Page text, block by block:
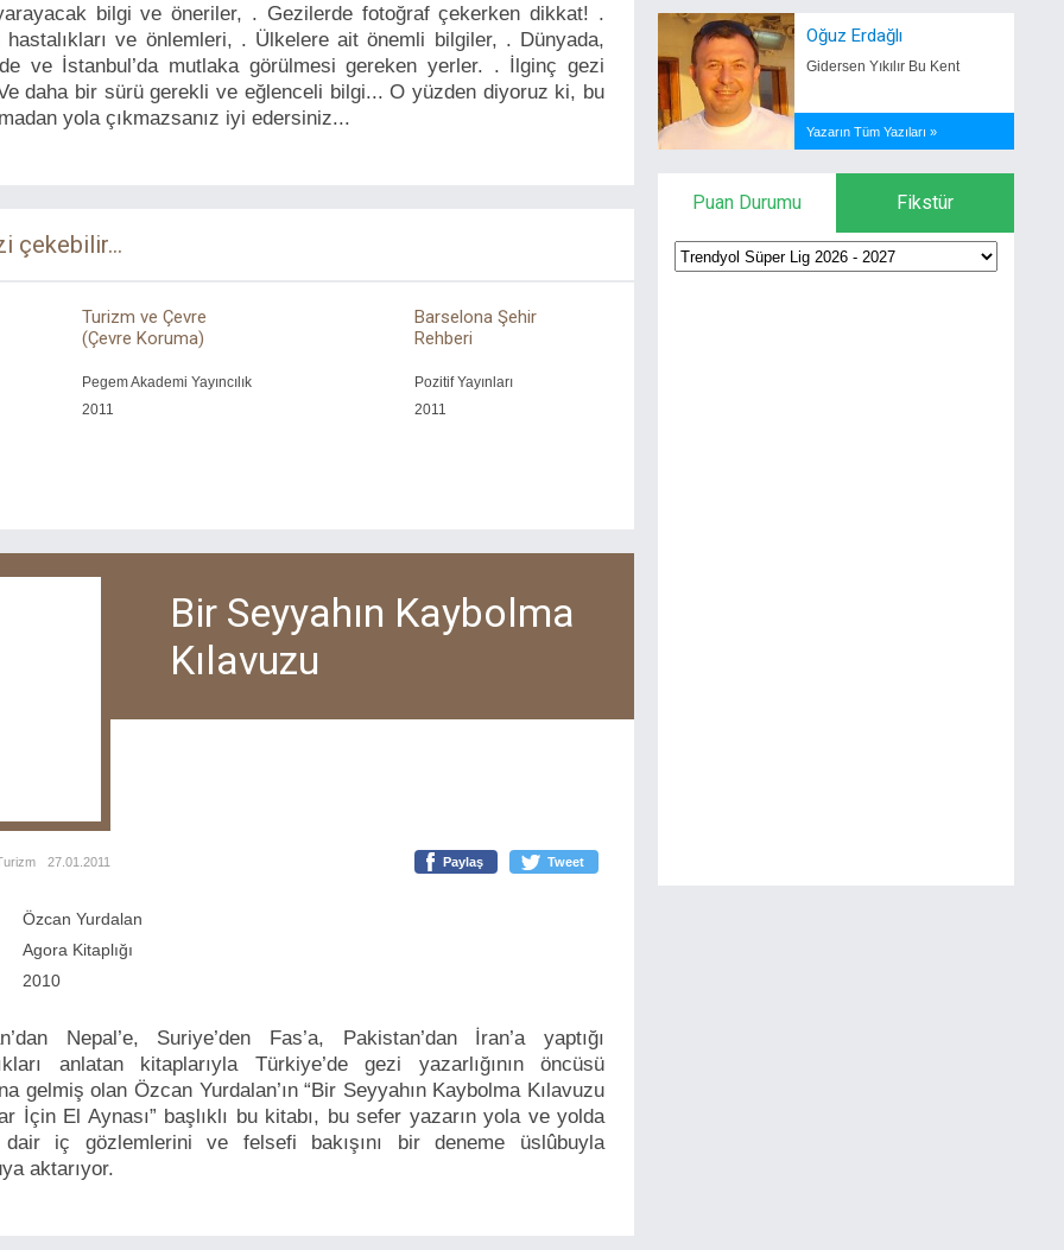
bilgi ve öneriler, . Gezilerde fotoğraf çekerken dikkat! .
hastalıkları ve önlemleri, . Ülkelere ait önemli bilgiler, . Dünyada,
ve İstanbul’da mutlaka görülmesi gereken yerler. . İlginç gezi
Ve daha bir sürü gerekli ve eğlenceli bilgi... O yüzden diyoruz ki, bu
yola çıkmazsanız iyi edersiniz...
çekebilir...
Turizm ve Çevre
(Çevre Koruma)
Pegem Akademi Yayıncılık
2011
Barselona Şehir
Rehberi
Pozitif Yayınları
2011
Bir Seyyahın Kaybolma
Kılavuzu
27.01.2011 Paylaş Tweet
Özcan Yurdalan
Agora Kitaplığı
2010
Nepal’e, Suriye’den Fas’a, Pakistan’dan İran’a yaptığı
anlatan kitaplarıyla Türkiye’de gezi yazarlığının öncüsü
gelmiş olan Özcan Yurdalan’ın “Bir Seyyahın Kaybolma Kılavuzu
İçin El Aynası” başlıklı bu kitabı, bu sefer yazarın yola ve yolda
dair iç gözlemlerini ve felsefi bakışını bir deneme üslûbuyla
aktarıyor.
Oğuz Erdağlı
Gidersen Yıkılır Bu Kent
Yazarın Tüm Yazıları »
Puan Durumu Fikstür